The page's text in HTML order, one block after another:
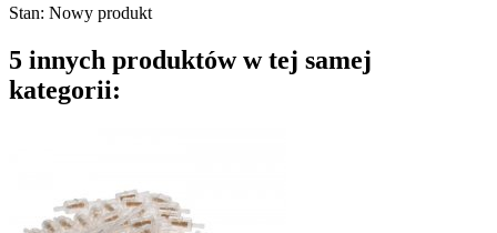
Stan: Nowy produkt
5 innych produktów w tej samej
kategorii: